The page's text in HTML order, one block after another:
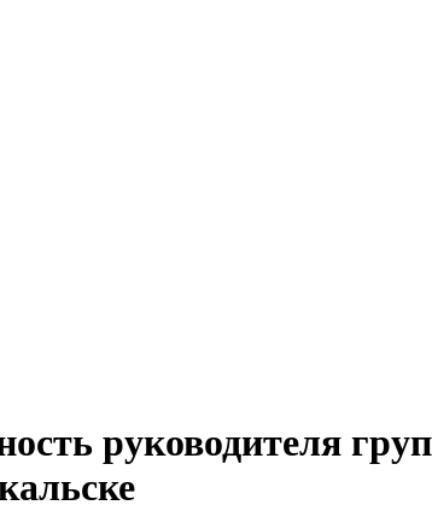
руководителя